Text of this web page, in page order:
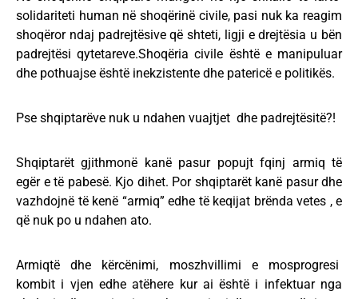
solidariteti human në shoqërinë civile, pasi nuk ka reagim
shoqëror ndaj padrejtësive që shteti, ligji e drejtësia u bën
padrejtësi qytetareve.Shoqëria civile është e manipuluar
dhe pothuajse është inekzistente dhe patericë e politikës.
Pse shqiptarëve nuk u ndahen vuajtjet dhe padrejtësitë?!
Shqiptarët gjithmonë kanë pasur popujt fqinj armiq të
egër e të pabesë. Kjo dihet. Por shqiptarët kanë pasur dhe
vazhdojnë të kenë “armiq” edhe të keqijat brënda vetes , e
që nuk po u ndahen ato.
Armiqtë dhe kërcënimi, moszhvillimi e mosprogresi
kombit i vjen edhe atëhere kur ai është i infektuar nga